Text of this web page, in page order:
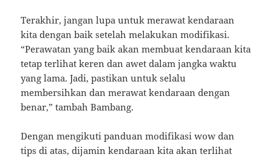
Terakhir, jangan lupa untuk merawat kendaraan
kita dengan baik setelah melakukan modifikasi.
“Perawatan yang baik akan membuat kendaraan kita
tetap terlihat keren dan awet dalam jangka waktu
yang lama. Jadi, pastikan untuk selalu
membersihkan dan merawat kendaraan dengan
benar,” tambah Bambang.
Dengan mengikuti panduan modifikasi wow dan
tips di atas, dijamin kendaraan kita akan terlihat